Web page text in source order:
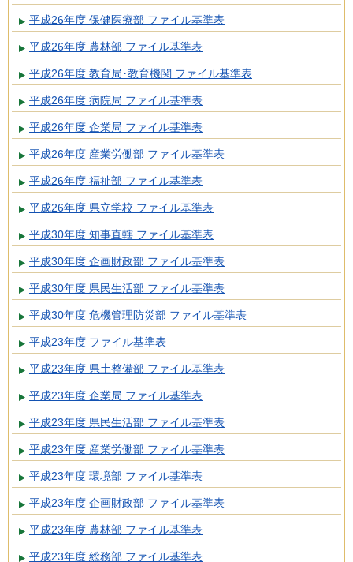
平成26年度 保健医療部 ファイル基準表
平成26年度 農林部 ファイル基準表
平成26年度 教育局･教育機関 ファイル基準表
平成26年度 病院局 ファイル基準表
平成26年度 企業局 ファイル基準表
平成26年度 産業労働部 ファイル基準表
平成26年度 福祉部 ファイル基準表
平成26年度 県立学校 ファイル基準表
平成30年度 知事直轄 ファイル基準表
平成30年度 企画財政部 ファイル基準表
平成30年度 県民生活部 ファイル基準表
平成30年度 危機管理防災部 ファイル基準表
平成23年度 ファイル基準表
平成23年度 県土整備部 ファイル基準表
平成23年度 企業局 ファイル基準表
平成23年度 県民生活部 ファイル基準表
平成23年度 産業労働部 ファイル基準表
平成23年度 環境部 ファイル基準表
平成23年度 企画財政部 ファイル基準表
平成23年度 農林部 ファイル基準表
平成23年度 総務部 ファイル基準表